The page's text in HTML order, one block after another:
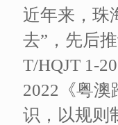
近年来，珠
去”，先后
T/HQJT 1-
2022《粤
识，以规则